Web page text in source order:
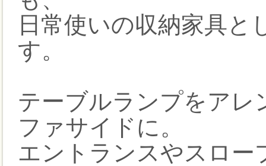
日常使いの収納家具
す。
テーブルランプをアレ
ファサイドに。
エントランスやスロー